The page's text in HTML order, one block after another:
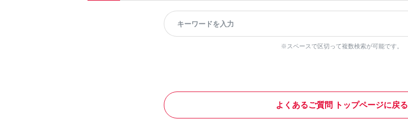
※スペースで区切って複数検索が可能です。
よくあるご質問 トップページに戻る